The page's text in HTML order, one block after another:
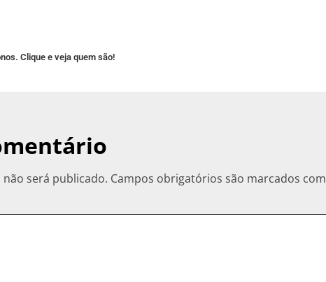
Clique e veja quem são!
não será publicado. Campos obrigatórios são marcados com